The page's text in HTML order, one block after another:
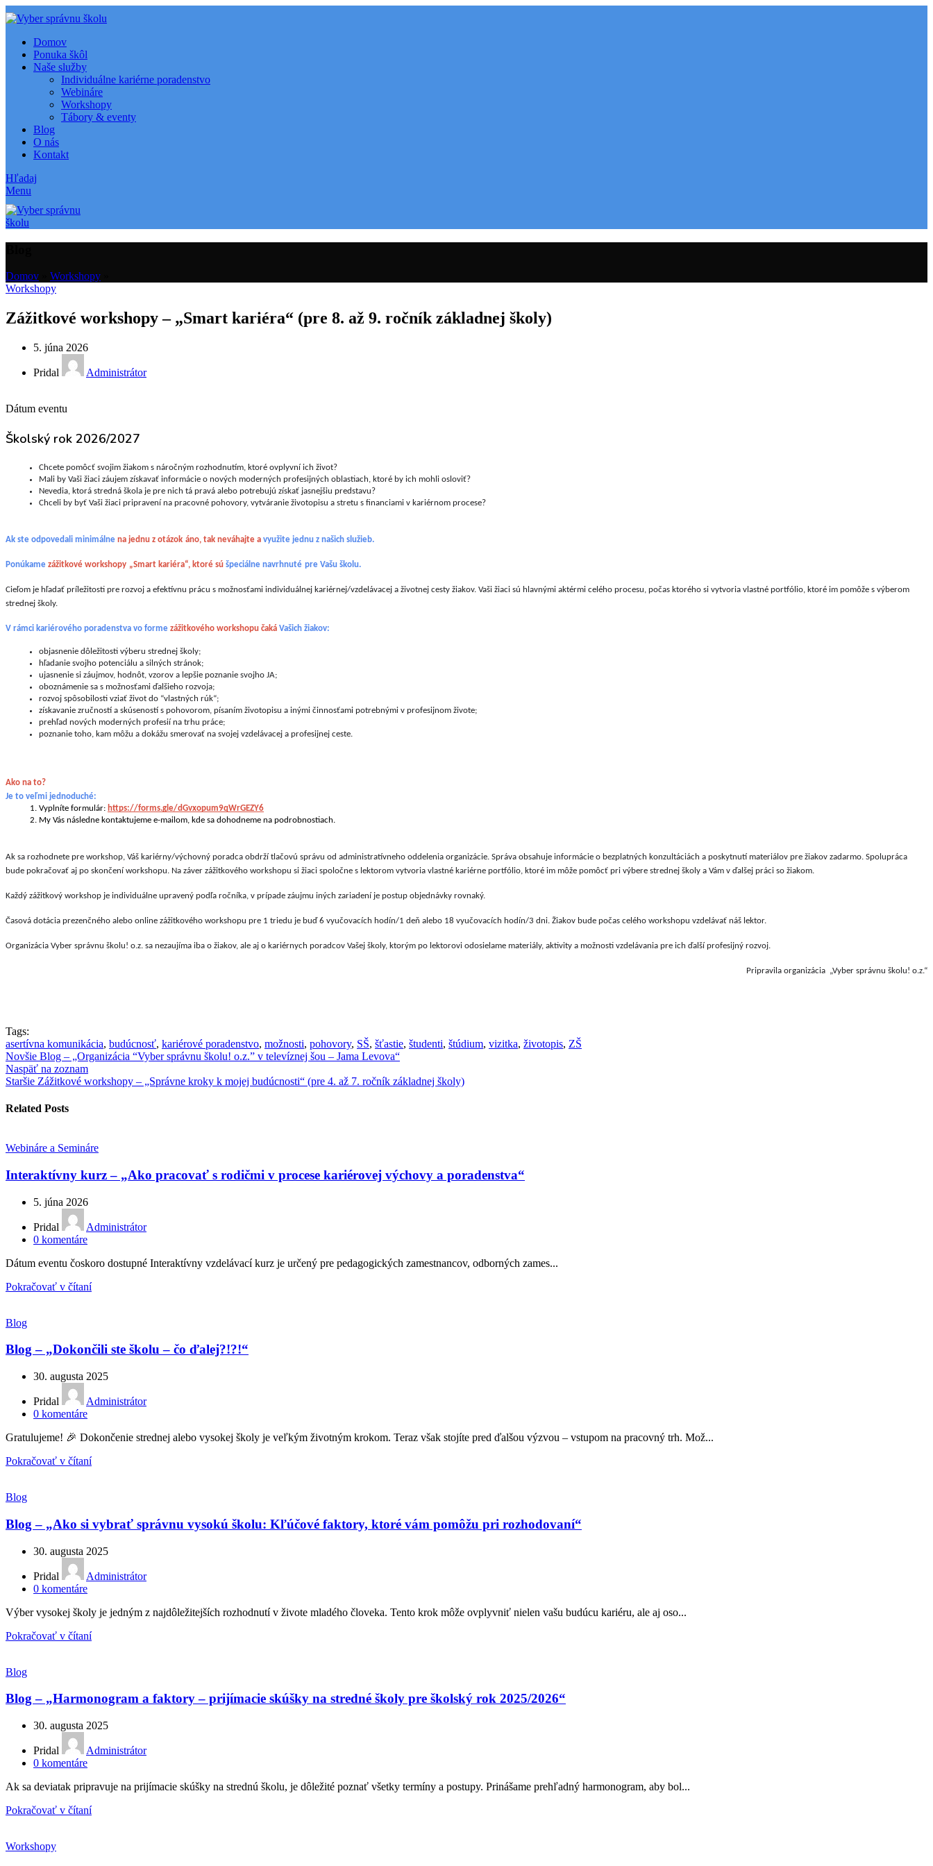
Domov
Ponuka škôl
Naše služby
Individuálne kariérne poradenstvo
Webináre
Workshopy
Tábory & eventy
Blog
O nás
Kontakt
Hľadaj
Menu
Domov Workshopy
Workshopy
Zážitkové workshopy – „Smart kariéra“ (pre 8. až 9. ročník základnej školy)
5. júna 2026
Pridal Administrátor
Dátum eventu
Školský rok 2026/2027
Chcete pomôcť svojim žiakom s náročným rozhodnutím, ktoré ovplyvní ich život?
Mali by Vaši žiaci záujem získavať informácie o nových moderných profesijných oblastiach, ktoré by ich mohli osloviť?
Nevedia, ktorá stredná škola je pre nich tá pravá alebo potrebujú získať jasnejšiu predstavu?
Chceli by byť Vaši žiaci pripravení na pracovné pohovory, vytváranie životopisu a stretu s financiami v kariérnom procese?
Ak ste odpovedali minimálne na jednu z otázok áno, tak neváhajte a využite jednu z našich služieb.
Ponúkame zážitkové workshopy „Smart kariéra“, ktoré sú špeciálne navrhnuté pre Vašu školu.
Cieľom je hľadať príležitosti pre rozvoj a efektívnu prácu s možnosťami individuálnej kariérnej/vzdelávacej a životnej cesty žiakov. Vaši žiaci sú hlavnými aktérmi celého procesu, počas ktorého si vytvoria vlastné portfólio, ktoré im pomôže s výberom
strednej školy.
V rámci kariérového poradenstva vo forme zážitkového workshopu čaká Vašich žiakov:
objasnenie dôležitosti výberu strednej školy;
hľadanie svojho potenciálu a silných stránok;
ujasnenie si záujmov, hodnôt, vzorov a lepšie poznanie svojho JA;
oboznámenie sa s možnosťami ďalšieho rozvoja;
rozvoj spôsobilosti vziať život do “vlastných rúk“;
získavanie zručností a skúseností s pohovorom, písaním životopisu a inými činnosťami potrebnými v profesijnom živote;
prehľad nových moderných profesií na trhu práce;
poznanie toho, kam môžu a dokážu smerovať na svojej vzdelávacej a profesijnej ceste.
Ako na to?
Je to veľmi jednoduché:
Vyplníte formulár: https://forms.gle/dGvxopum9qWrGEZY6
My Vás následne kontaktujeme e-mailom, kde sa dohodneme na podrobnostiach.
Ak sa rozhodnete pre workshop, Váš kariérny/výchovný poradca obdrží tlačovú správu od administratívneho oddelenia organizácie. Správa obsahuje informácie o bezplatných konzultáciách a poskytnutí materiálov pre žiakov zadarmo. Spolupráca
bude pokračovať aj po skončení workshopu. Na záver zážitkového workshopu si žiaci spoločne s lektorom vytvoria vlastné kariérne portfólio, ktoré im môže pomôcť pri výbere strednej školy a Vám v ďalšej práci so žiakom.
Každý zážitkový workshop je individuálne upravený podľa ročníka, v prípade záujmu iných zariadení je postup objednávky rovnaký.
Časová dotácia prezenčného alebo online zážitkového workshopu pre 1 triedu je buď 6 vyučovacích hodín/1 deň alebo 18 vyučovacích hodín/3 dni. Žiakov bude počas celého workshopu vzdelávať náš lektor.
Organizácia Vyber správnu školu! o.z. sa nezaujíma iba o žiakov, ale aj o kariérnych poradcov Vašej školy, ktorým po lektorovi odosielame materiály, aktivity a možnosti vzdelávania pre ich ďalší profesijný rozvoj.
Pripravila organizácia  „Vyber správnu školu! o.z.“
Tags:
asertívna komunikácia, budúcnosť, kariérové poradenstvo, možnosti, pohovory, SŠ, šťastie, študenti, štúdium, vizitka, životopis, ZŠ
Novšie Blog – „Organizácia “Vyber správnu školu! o.z.” v televíznej šou – Jama Levova“
Naspäť na zoznam
Staršie Zážitkové workshopy – „Správne kroky k mojej budúcnosti“ (pre 4. až 7. ročník základnej školy)
Related Posts
Webináre a Semináre
Interaktívny kurz – „Ako pracovať s rodičmi v procese kariérovej výchovy a poradenstva“
5. júna 2026
Pridal
Administrátor
0 komentáre
Dátum eventu čoskoro dostupné Interaktívny vzdelávací kurz je určený pre pedagogických zamestnancov, odborných zames...
Pokračovať v čítaní
Blog
Blog – „Dokončili ste školu – čo ďalej?!?!“
30. augusta 2025
Pridal
Administrátor
0 komentáre
Gratulujeme! 🎉 Dokončenie strednej alebo vysokej školy je veľkým životným krokom. Teraz však stojíte pred ďalšou výzvou – vstupom na pracovný trh. Mož...
Pokračovať v čítaní
Blog
Blog – „Ako si vybrať správnu vysokú školu: Kľúčové faktory, ktoré vám pomôžu pri rozhodovaní“
30. augusta 2025
Pridal
Administrátor
0 komentáre
Výber vysokej školy je jedným z najdôležitejších rozhodnutí v živote mladého človeka. Tento krok môže ovplyvniť nielen vašu budúcu kariéru, ale aj oso...
Pokračovať v čítaní
Blog
Blog – „Harmonogram a faktory – prijímacie skúšky na stredné školy pre školský rok 2025/2026“
30. augusta 2025
Pridal
Administrátor
0 komentáre
Ak sa deviatak pripravuje na prijímacie skúšky na strednú školu, je dôležité poznať všetky termíny a postupy. Prinášame prehľadný harmonogram, aby bol...
Pokračovať v čítaní
Workshopy